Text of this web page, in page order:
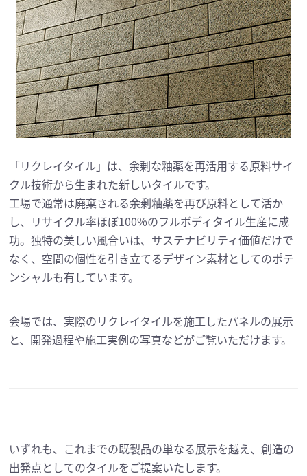
「リクレイタイル」は、余剰な釉薬を再活用する原料サイ
クル技術から生まれた新しいタイルです。
工場で通常は廃棄される余剰釉薬を再び原料として活か
し、リサイクル率ほぼ100%のフルボディタイル生産に成
功。独特の美しい風合いは、サステナビリティ価値だけで
なく、空間の個性を引き立てるデザイン素材としてのポテ
ンシャルも有しています。
会場では、実際のリクレイタイルを施工したパネルの展示
と、開発過程や施工実例の写真などがご覧いただけます。
いずれも、これまでの既製品の単なる展示を越え、創造の
出発点としてのタイルをご提案いたします。